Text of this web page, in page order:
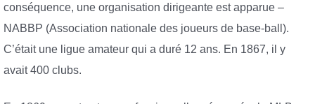
conséquence, une organisation dirigeante est apparue –
NABBP (Association nationale des joueurs de base-ball).
C’était une ligue amateur qui a duré 12 ans. En 1867, il y
avait 400 clubs.